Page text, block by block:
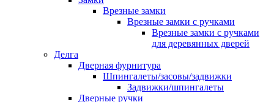
Врезные замки
Врезные замки с ручками
Врезные замки с ручками
для деревянных дверей
Делга
Дверная фурнитура
Шпингалеты/засовы/задвижки
Задвижки/шпингалеты
Дверные ручки